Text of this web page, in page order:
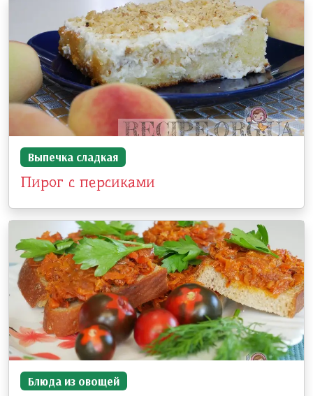
Выпечка сладкая
Пирог с персиками
Блюда из овощей